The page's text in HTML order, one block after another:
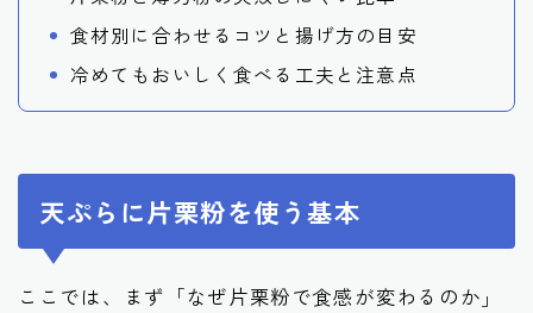
食材別に合わせるコツと揚げ方の目安
冷めてもおいしく食べる工夫と注意点
天ぷらに片栗粉を使う基本
ここでは、まず「なぜ片栗粉で食感が変わるのか」